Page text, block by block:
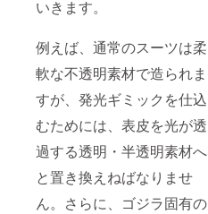
いきます。
例えば、通常のスーツは柔
軟な不透明素材で造られま
すが、発光ギミックを仕込
むためには、表皮を光が透
過する透明・半透明素材へ
と置き換えねばなりませ
ん。さらに、ゴジラ固有の